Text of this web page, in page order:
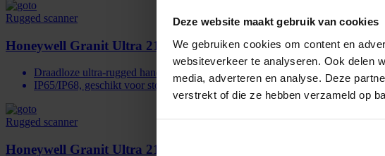
Deze website maakt gebruik van cookies
We gebruiken cookies om content en
websiteverkeer te analyseren. Ook delen
media, adverteren en analyse. Deze
verstrekt of die ze hebben verzameld op
Rugged scanner
Honeywell Granit Ultra 2105i
Draadloze ultra-rugged handheld scanner
IP65/IP68, geschikt voor stof, water en extreme temperaturen
Rugged scanner
Honeywell Granit Ultra 2100i